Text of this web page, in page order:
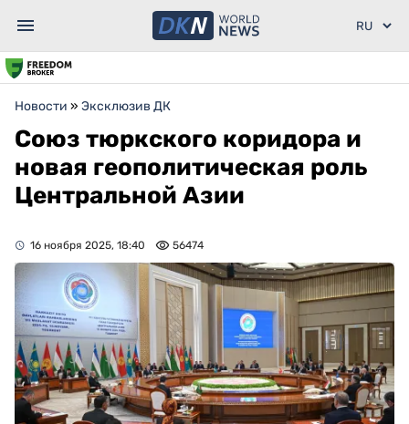
Новости » Эксклюзив ДК
Союз тюркского коридора и
новая геополитическая роль
Центральной Азии
16 ноября 2025, 18:40 56474